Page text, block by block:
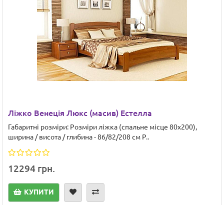
Ліжко Венеція Люкс (масив) Естелла
Габаритні розміри: Розміри ліжка (спальне місце 80х200),
ширина / висота / глибина - 86/82/208 см Р..
12294 грн.
КУПИТИ